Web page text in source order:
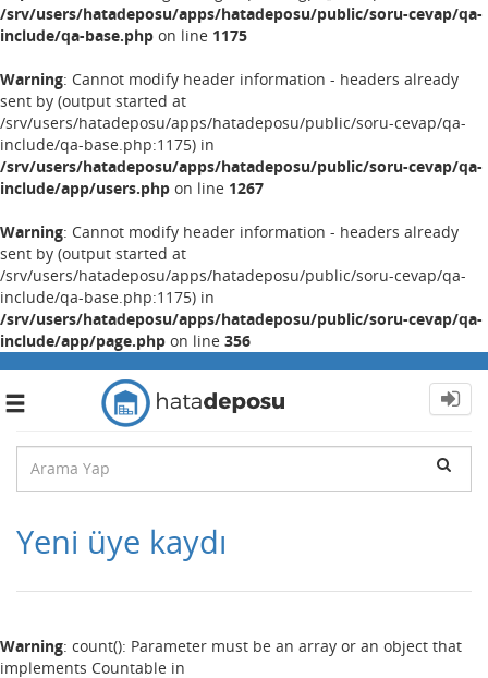
/srv/users/hatadeposu/apps/hatadeposu/public/soru-cevap/qa-
include/qa-base.php on line 1175
Warning: Cannot modify header information - headers already
sent by (output started at
/srv/users/hatadeposu/apps/hatadeposu/public/soru-cevap/qa-
include/qa-base.php:1175) in
/srv/users/hatadeposu/apps/hatadeposu/public/soru-cevap/qa-
include/app/users.php on line 1267
Warning: Cannot modify header information - headers already
sent by (output started at
/srv/users/hatadeposu/apps/hatadeposu/public/soru-cevap/qa-
include/qa-base.php:1175) in
/srv/users/hatadeposu/apps/hatadeposu/public/soru-cevap/qa-
include/app/page.php on line 356
Toggle
Yeni üye kaydı
Warning: count(): Parameter must be an array or an object that
implements Countable in